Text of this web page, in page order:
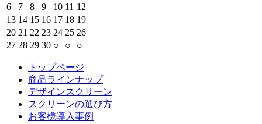
6
7 8 9 10 11 12
13 14 15 16 17 18 19
20 21 22 23 24 25 26
27 28 29 30 ○ ○ ○
トップページ
商品ラインナップ
デザインスクリーン
スクリーンの選び方
お客様導入事例